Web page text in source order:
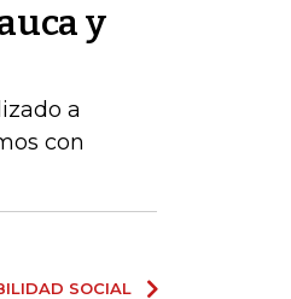
y
a
con
SOCIAL